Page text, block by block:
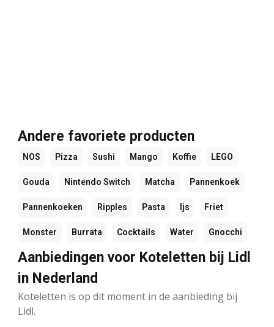
Andere favoriete producten
NOS Pizza Sushi Mango Koffie LEGO
Gouda Nintendo Switch Matcha Pannenkoek
Pannenkoeken Ripples Pasta Ijs Friet
Monster Burrata Cocktails Water Gnocchi
Aanbiedingen voor Koteletten bij Lidl
in Nederland
Koteletten is op dit moment in de aanbieding bij
Lidl.